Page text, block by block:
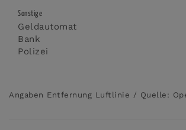
Sonstige
Geldautomat
Bank
Polizei
Angaben Entfernung Luftlinie / Quelle: